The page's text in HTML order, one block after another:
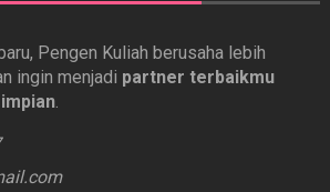
Pengen Kuliah berusaha lebih
ingin menjadi partner terbaikmu
.